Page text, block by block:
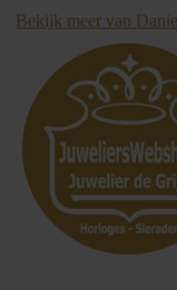
Bekijk meer van